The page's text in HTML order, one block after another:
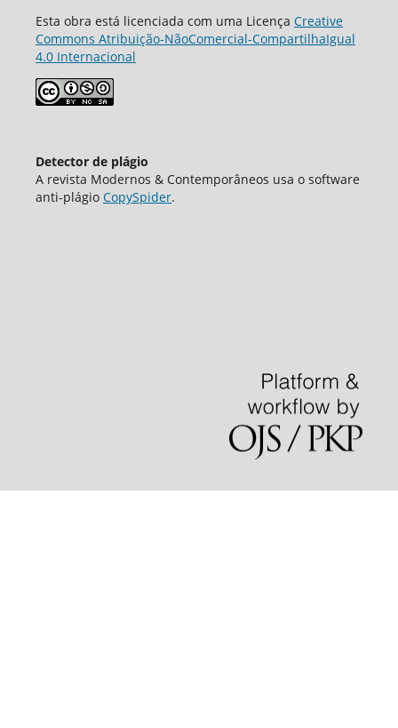
Esta obra está licenciada com uma Licença Creative
Commons Atribuição-NãoComercial-CompartilhaIgual
4.0 Internacional
Detector de plágio
A revista Modernos & Contemporâneos usa o software
аnti-plágio CopySpider.